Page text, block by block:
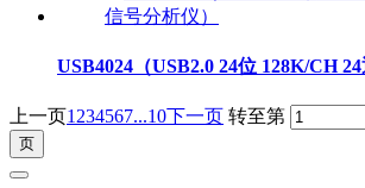
USB4024（USB2.0 24位 128K/CH
上一页1 234567...10下一页 转至第